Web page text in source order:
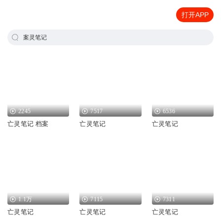
打开APP
案灵笔记
2245
亡灵笔记 档案
7517
亡灵笔记
6536
亡灵笔记
1.1万
亡灵笔记
7115
亡灵笔记
7311
亡灵笔记